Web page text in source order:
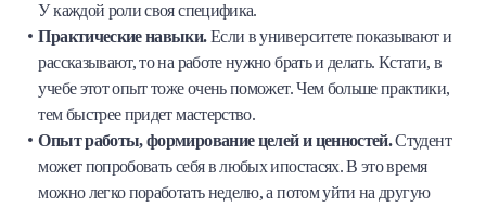
У каждой роли своя специфика.
Практические навыки.Если в университете показывают и
рассказывают, то на работе нужно брать и делать. Кстати, в
учебе этот опыт тоже очень поможет. Чем больше практики,
тем быстрее придет мастерство.
Опыт работы, формирование целей и ценностей.Студент
может попробовать себя в любых ипостасях. В это время
можно легко поработать неделю, а потом уйти на другую